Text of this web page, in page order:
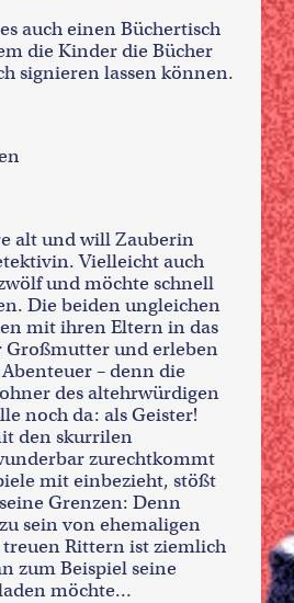
auch einen Büchertisch
die Kinder die Bücher
signieren lassen können.
alt und will Zauberin
Vielleicht auch
und möchte schnell
Die beiden ungleichen
mit ihren Eltern in das
Großmutter und erleben
– denn die
des altehrwürdigen
noch da: als Geister!
den skurrilen
zurechtkommt
mit einbezieht, stößt
Grenzen: Denn
sein von ehemaligen
Rittern ist ziemlich
zum Beispiel seine
möchte…